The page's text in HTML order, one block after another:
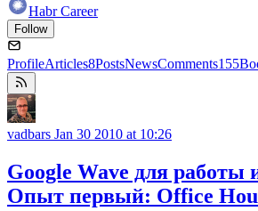
Habr Career
Follow
ProfileArticles8PostsNewsComments155
vadbars Jan 30 2010 at 10:26
Google Wave для работы
Опыт первый: Office